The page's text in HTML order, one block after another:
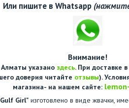
Или пишите в Whatsapp
Внимание!
указано здесь. При доставке
доверия читайте отзывы).
магазина- на нашем сайте:
Girl" изготовлено в виде жвачки,